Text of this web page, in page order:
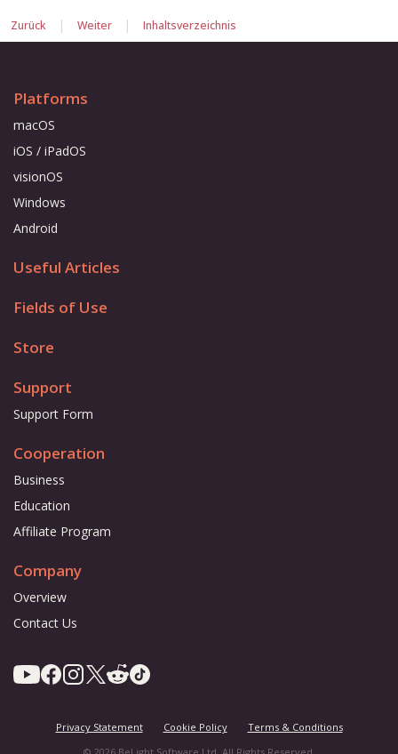
Zurück | Weiter | Inhaltsverzeichnis
Platforms
macOS
iOS / iPadOS
visionOS
Windows
Android
Useful Articles
Fields of Use
Store
Support
Support Form
Cooperation
Business
Education
Affiliate Program
Company
Overview
Contact Us
Privacy Statement Cookie Policy
Terms & Conditions